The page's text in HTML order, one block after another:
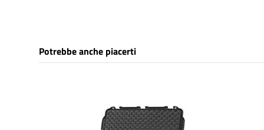
Potrebbe anche piacerti